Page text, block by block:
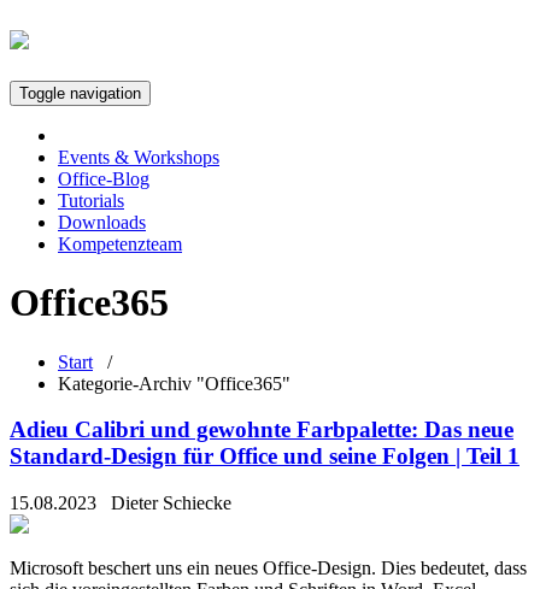
Toggle navigation
Events & Workshops
Office-Blog
Tutorials
Downloads
Kompetenzteam
Office365
Start /
Kategorie-Archiv "Office365"
Adieu Calibri und gewohnte Farbpalette: Das neue
Standard-Design für Office und seine Folgen | Teil 1
15.08.2023 Dieter Schiecke
Microsoft beschert uns ein neues Office-Design. Dies bedeutet, dass